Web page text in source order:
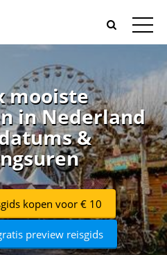
mooiste
in Nederland
&
kopen voor € 10
preview reisgids